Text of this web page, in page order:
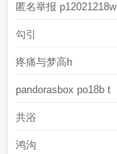
匿名举报 p12021218w
勾引
疼痛与梦高h
pandorasbox po18b t
共浴
鸿沟